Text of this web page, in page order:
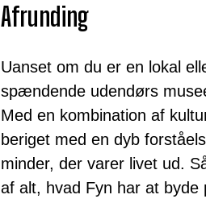
Afrunding
Uanset om du er en lokal
spændende udendørs
Med en kombination af
beriget med en dyb
minder, der varer livet ud.
af alt, hvad Fyn har at byde